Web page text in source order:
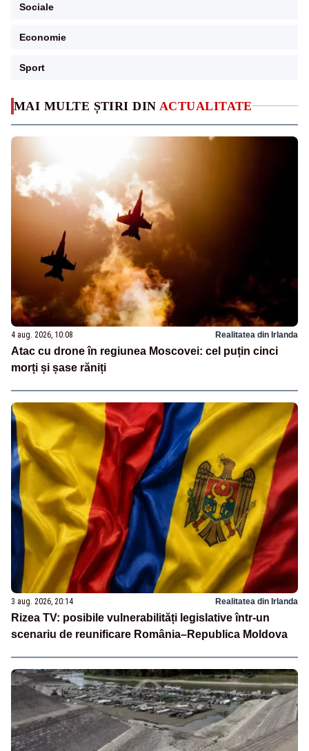
MAI MULTE ȘTIRI DIN ACTUALITATE
4 aug. 2026, 10:08 Realitatea din Irlanda
Atac cu drone în regiunea Moscovei: cel puțin cinci
morți și șase răniți
3 aug. 2026, 20:14 Realitatea din Irlanda
Rizea TV: posibile vulnerabilități legislative într-un
scenariu de reunificare România–Republica Moldova
Sociale
Economie
Sport